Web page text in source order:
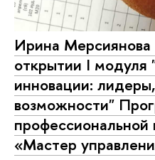
Ирина Мерсиянова
открытии I модуля
инновации:
возможности"
профессиональной
«Мастер